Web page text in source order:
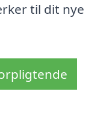
til dit nye